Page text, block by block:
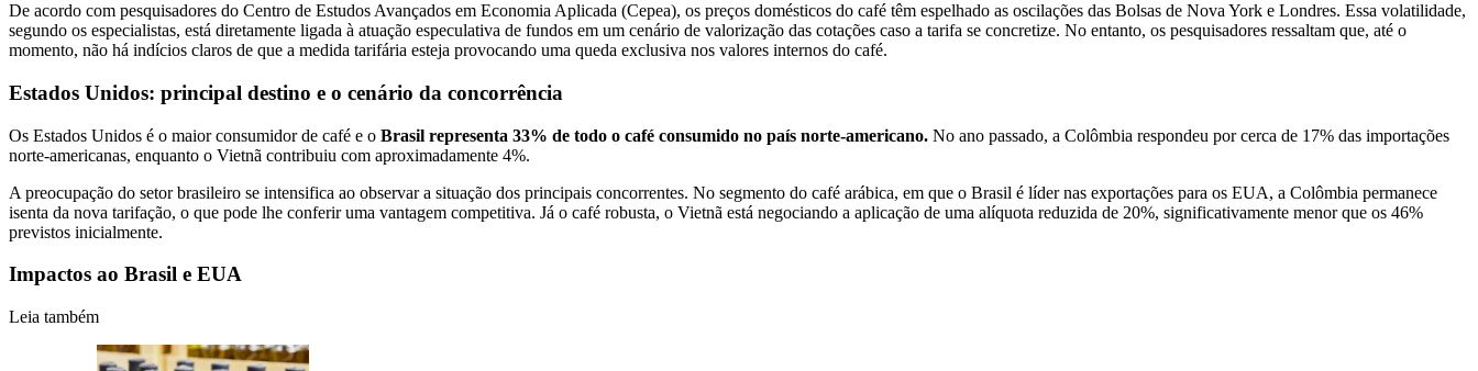
De acordo com pesquisadores do Centro de Estudos Avançados em Economia Aplicada (Cepea), os preços domésticos do café têm espelhado as oscilações das Bolsas de Nova York e Londres. Essa volatilidade,
segundo os especialistas, está diretamente ligada à atuação especulativa de fundos em um cenário de valorização das cotações caso a tarifa se concretize. No entanto, os pesquisadores ressaltam que, até o
momento, não há indícios claros de que a medida tarifária esteja provocando uma queda exclusiva nos valores internos do café.
Estados Unidos: principal destino e o cenário da concorrência
Os Estados Unidos é o maior consumidor de café e o Brasil representa 33% de todo o café consumido no país norte-americano. No ano passado, a Colômbia respondeu por cerca de 17% das importações
norte-americanas, enquanto o Vietnã contribuiu com aproximadamente 4%.
A preocupação do setor brasileiro se intensifica ao observar a situação dos principais concorrentes. No segmento do café arábica, em que o Brasil é líder nas exportações para os EUA, a Colômbia permanece
isenta da nova tarifação, o que pode lhe conferir uma vantagem competitiva. Já o café robusta, o Vietnã está negociando a aplicação de uma alíquota reduzida de 20%, significativamente menor que os 46%
previstos inicialmente.
Impactos ao Brasil e EUA
Leia também